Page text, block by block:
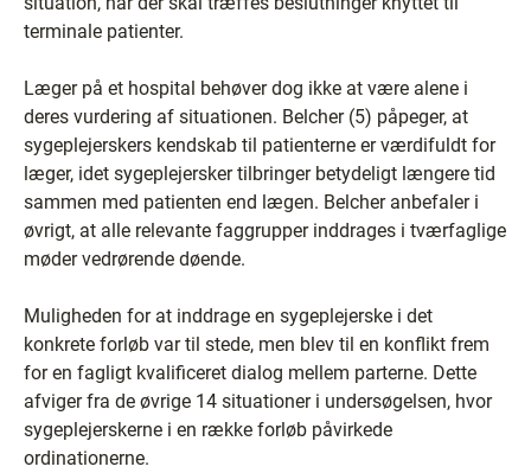
terminale patienter.
Læger på et hospital behøver dog ikke at være alene i
deres vurdering af situationen. Belcher (5) påpeger, at
sygeplejerskers kendskab til patienterne er værdifuldt for
læger, idet sygeplejersker tilbringer betydeligt længere tid
sammen med patienten end lægen. Belcher anbefaler i
øvrigt, at alle relevante faggrupper inddrages i tværfaglige
møder vedrørende døende.
Muligheden for at inddrage en sygeplejerske i det
konkrete forløb var til stede, men blev til en konflikt frem
for en fagligt kvalificeret dialog mellem parterne. Dette
afviger fra de øvrige 14 situationer i undersøgelsen, hvor
sygeplejerskerne i en række forløb påvirkede
ordinationerne.